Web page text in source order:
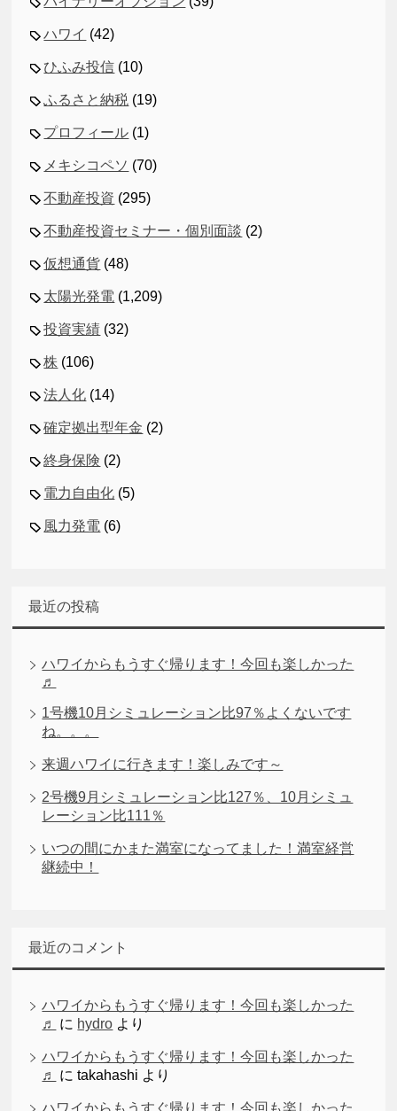
ハワイ (42)
ひふみ投信 (10)
ふるさと納税 (19)
プロフィール (1)
メキシコペソ (70)
不動産投資 (295)
不動産投資セミナー・個別面談 (2)
仮想通貨 (48)
太陽光発電 (1,209)
投資実績 (32)
株 (106)
法人化 (14)
確定拠出型年金 (2)
終身保険 (2)
電力自由化 (5)
風力発電 (6)
最近の投稿
ハワイからもうすぐ帰ります！今回も楽しかった
♬
1号機10月シミュレーション比97％よくないです
ね。。。
来週ハワイに行きます！楽しみです～
2号機9月シミュレーション比127％、10月シミュ
レーション比111％
いつの間にかまた満室になってました！満室経営
継続中！
最近のコメント
ハワイからもうすぐ帰ります！今回も楽しかった
♬
に hydro より
ハワイからもうすぐ帰ります！今回も楽しかった
♬
にtakahashi より
ハワイからもうすぐ帰ります！今回も楽しかった